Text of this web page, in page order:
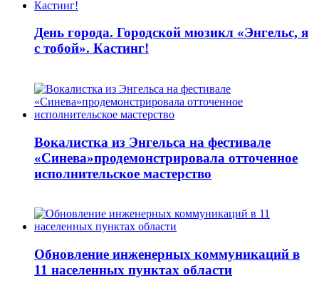
День города. Городской мюзикл «Энгельс, я
с тобой». Кастинг!
Вокалистка из Энгельса на фестивале
«Синева»продемонстрировала отточенное
исполнительское мастерство
Обновление инженерных коммуникаций в
11 населенных пунктах области